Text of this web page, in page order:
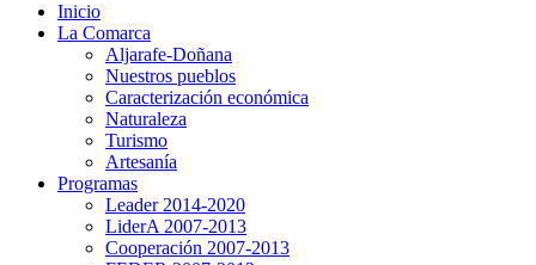
Inicio
La Comarca
Aljarafe-Doñana
Nuestros pueblos
Caracterización económica
Naturaleza
Turismo
Artesanía
Programas
Leader 2014-2020
LiderA 2007-2013
Cooperación 2007-2013